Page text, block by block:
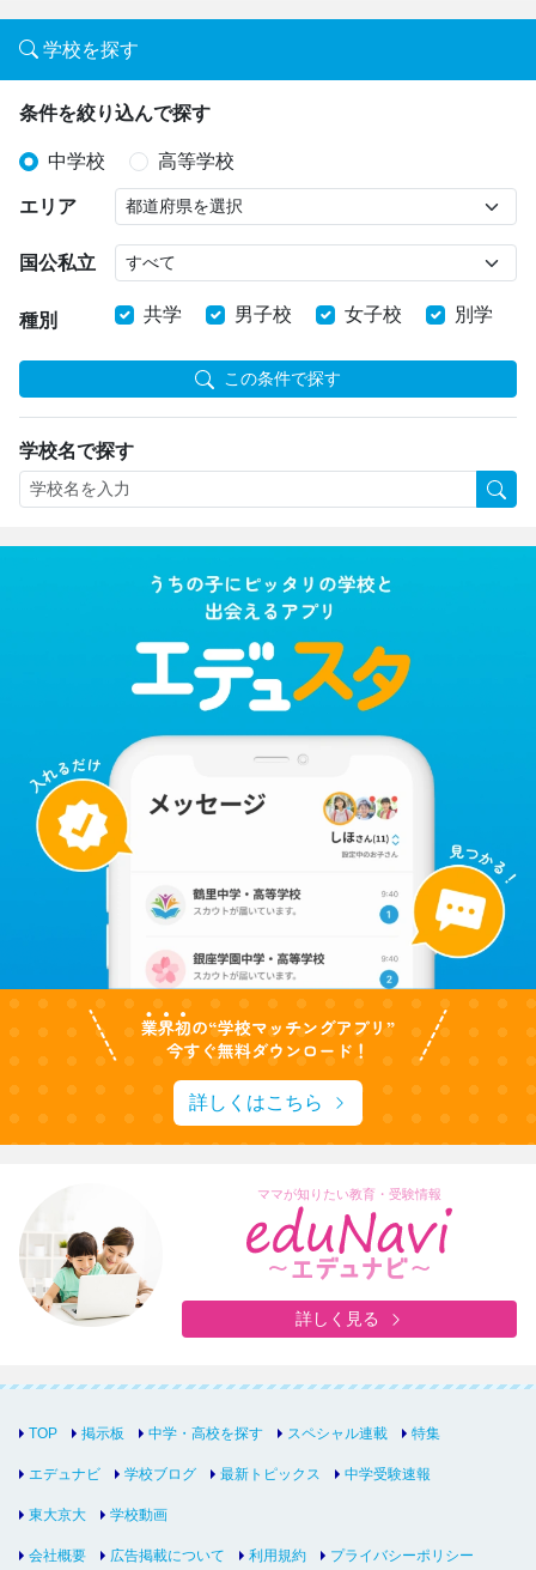
学校を探す
条件を絞り込んで探す
中学校 高等学校
エリア
国公私立
種別 共学 男子校 女子校 別学
この条件で探す
学校名で探す
詳しくはこちら
ママが知りたい教育・受験情報
詳しく見る
TOP 掲示板 中学・高校を探す スペシャル連載 特集
エデュナビ 学校ブログ 最新トピックス 中学受験速報
東大京大 学校動画
会社概要 広告掲載について 利用規約 プライバシーポリシー